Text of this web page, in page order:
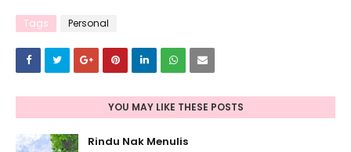
Tags Personal
YOU MAY LIKE THESE POSTS
Rindu Nak Menulis